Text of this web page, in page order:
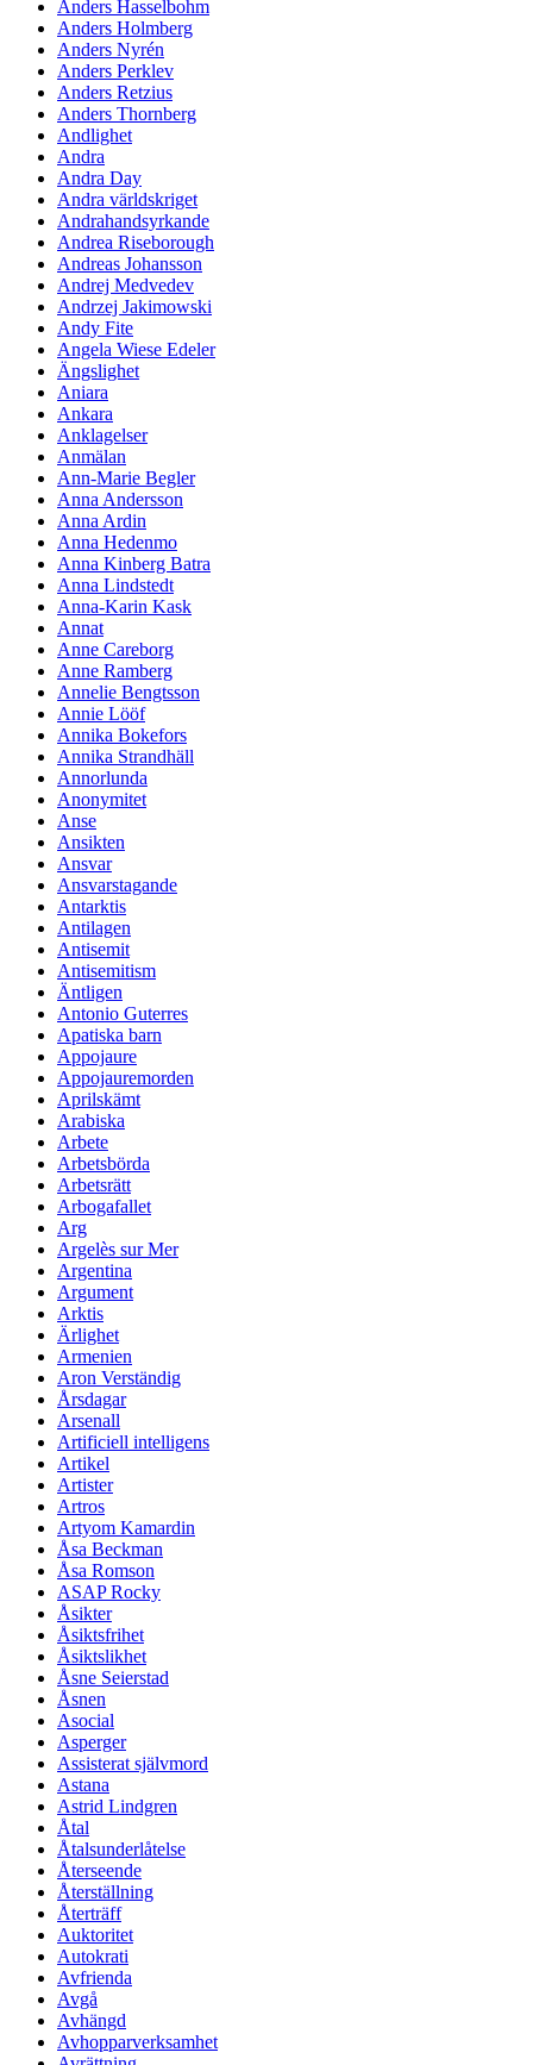
Anders Hasselbohm
Anders Holmberg
Anders Nyrén
Anders Perklev
Anders Retzius
Anders Thornberg
Andlighet
Andra
Andra Day
Andra världskriget
Andrahandsyrkande
Andrea Riseborough
Andreas Johansson
Andrej Medvedev
Andrzej Jakimowski
Andy Fite
Angela Wiese Edeler
Ängslighet
Aniara
Ankara
Anklagelser
Anmälan
Ann-Marie Begler
Anna Andersson
Anna Ardin
Anna Hedenmo
Anna Kinberg Batra
Anna Lindstedt
Anna-Karin Kask
Annat
Anne Careborg
Anne Ramberg
Annelie Bengtsson
Annie Lööf
Annika Bokefors
Annika Strandhäll
Annorlunda
Anonymitet
Anse
Ansikten
Ansvar
Ansvarstagande
Antarktis
Antilagen
Antisemit
Antisemitism
Äntligen
Antonio Guterres
Apatiska barn
Appojaure
Appojauremorden
Aprilskämt
Arabiska
Arbete
Arbetsbörda
Arbetsrätt
Arbogafallet
Arg
Argelès sur Mer
Argentina
Argument
Arktis
Ärlighet
Armenien
Aron Verständig
Årsdagar
Arsenall
Artificiell intelligens
Artikel
Artister
Artros
Artyom Kamardin
Åsa Beckman
Åsa Romson
ASAP Rocky
Åsikter
Åsiktsfrihet
Åsiktslikhet
Åsne Seierstad
Åsnen
Asocial
Asperger
Assisterat självmord
Astana
Astrid Lindgren
Åtal
Åtalsunderlåtelse
Återseende
Återställning
Återträff
Auktoritet
Autokrati
Avfrienda
Avgå
Avhängd
Avhopparverksamhet